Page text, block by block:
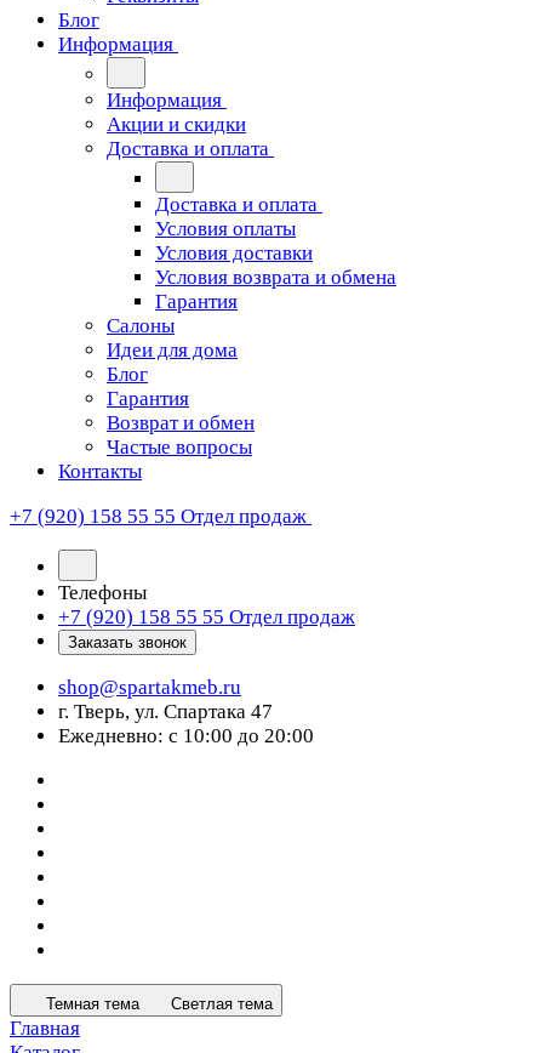
Блог
Информация
Информация
Акции и скидки
Доставка и оплата
Доставка и оплата
Условия оплаты
Условия доставки
Условия возврата и обмена
Гарантия
Салоны
Идеи для дома
Блог
Гарантия
Возврат и обмен
Частые вопросы
Контакты
+7 (920) 158 55 55 Отдел продаж
Телефоны
+7 (920) 158 55 55 Отдел продаж
Заказать звонок
shop@spartakmeb.ru
г. Тверь, ул. Спартака 47
Ежедневно: с 10:00 до 20:00
Темная тема Светлая тема
Главная